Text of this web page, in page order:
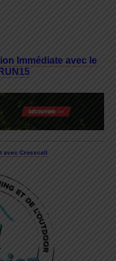
Immédiate avec le
avec Crosscall